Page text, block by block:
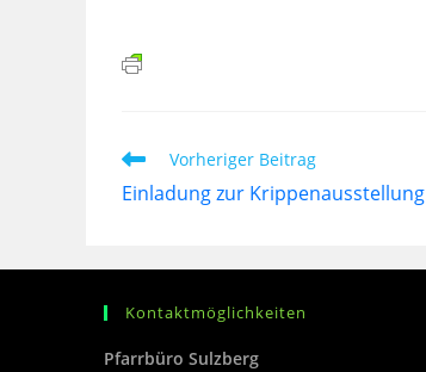
Vorheriger Beitrag
Einladung zur Krippenausstellung
Kontaktmöglichkeiten
Pfarrbüro Sulzberg